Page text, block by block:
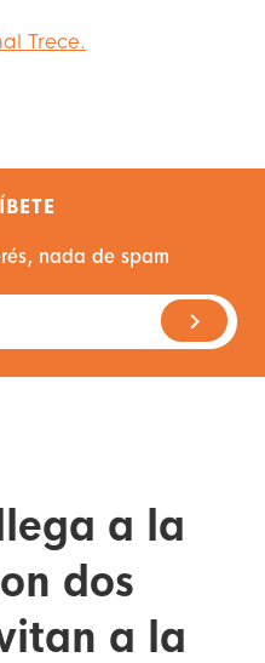
Trece.
nada de spam
a la
dos
a la